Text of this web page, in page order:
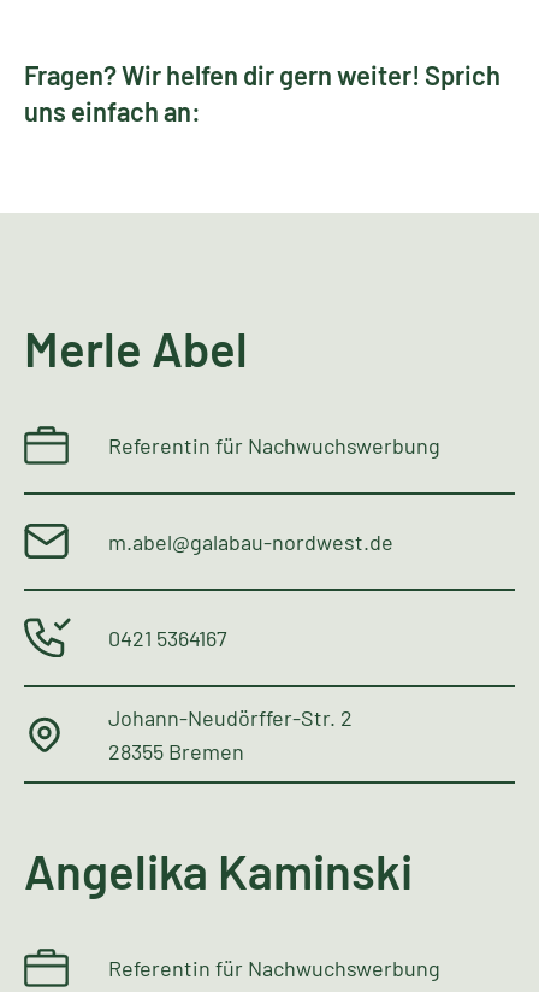
Fragen? Wir helfen dir gern weiter! Sprich
uns einfach an:
Merle Abel
Referentin für Nachwuchswerbung
m.abel@galabau-nordwest.de
0421 5364167
Johann-Neudörffer-Str. 2
28355 Bremen
Angelika Kaminski
Referentin für Nachwuchswerbung